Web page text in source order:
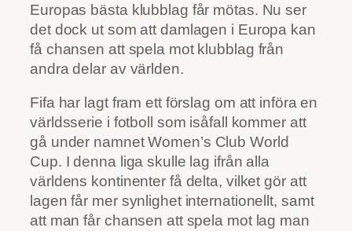
Europas bästa klubblag får mötas. Nu ser
det dock ut som att damlagen i Europa kan
få chansen att spela mot klubblag från
andra delar av världen.
Fifa har lagt fram ett förslag om att införa en
världsserie i fotboll som isåfall kommer att
gå under namnet Women’s Club World
Cup. I denna liga skulle lag ifrån alla
världens kontinenter få delta, vilket gör att
lagen får mer synlighet internationellt, samt
att man får chansen att spela mot lag man